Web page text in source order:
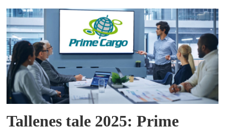
Tallenes tale 2025: Prime